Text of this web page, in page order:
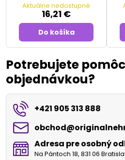
Aktuálne nedostupné
16,21 €
Do košíka
Potrebujete
objednávkou?
+421 905 313 888
Adresa pre osobný
Na Pántoch 18, 831 06